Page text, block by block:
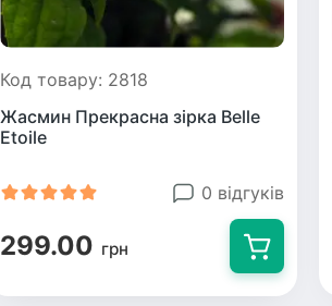
Код товару: 2818
Жасмин Прекрасна зірка Belle
Etoile
0 відгуків
299.00 грн